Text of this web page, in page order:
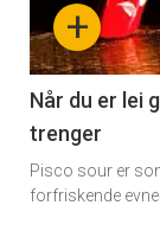
section
11
Dagens
rett
+
Når du er lei
trenger
Pisco sour er
forfriskende